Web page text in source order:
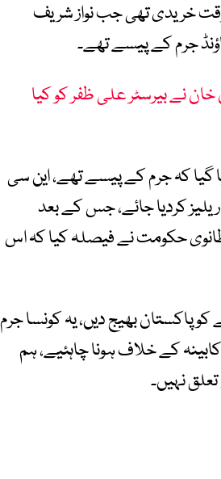
یہ عمارت اس وقت خریدی تھی جب نواز شریف
نے بیرسٹر علی ظفر کو کیا
کہ جرم کے پیسے تھے، این سی
کردیا جائے، جس کے بعد
حکومت نے فیصلہ کیا کہ اس
پاکستان بھیج دیں، یہ کونسا جرم
کے خلاف ہونا چاہئیے، ہم
نہیں۔